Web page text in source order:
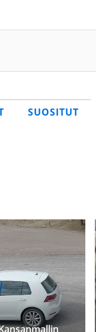
SUOSITUT